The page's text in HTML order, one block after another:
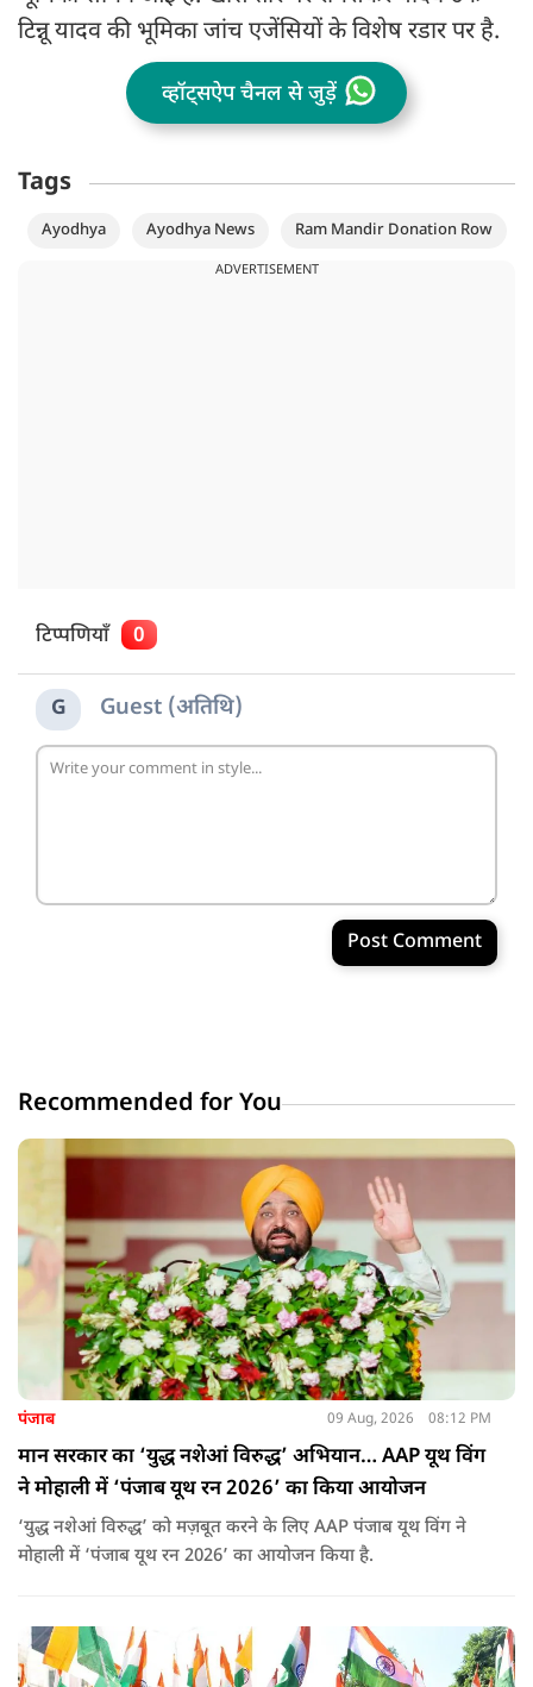
टिन्नू यादव की भूमिका जांच एजेंसियों के विशेष रडार पर है.
व्हॉट्सऐप चैनल से जुड़ें
Tags
Ayodhya Ayodhya News Ram Mandir Donation Row
ADVERTISEMENT
टिप्पणियाँ 0
G Guest (अतिथि)
Post Comment
Recommended for You
पंजाब 09 Aug, 2026 08:12 PM
मान सरकार का ‘युद्ध नशेआं विरुद्ध’ अभियान… AAP यूथ विंग
ने मोहाली में ‘पंजाब यूथ रन 2026’ का किया आयोजन
‘युद्ध नशेआं विरुद्ध’ को मज़बूत करने के लिए AAP पंजाब यूथ विंग ने
मोहाली में ‘पंजाब यूथ रन 2026’ का आयोजन किया है.